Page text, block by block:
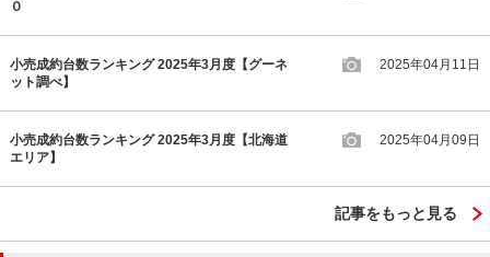
０
小売成約台数ランキング 2025年3月度【グーネ
ット調べ】
2025年04月11日
小売成約台数ランキング 2025年3月度【北海道
エリア】
2025年04月09日
記事をもっと見る